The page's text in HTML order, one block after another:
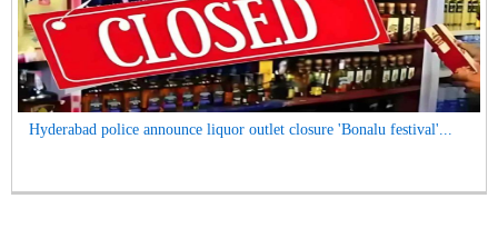
Hyderabad police announce liquor outlet closure 'Bonalu festival'...